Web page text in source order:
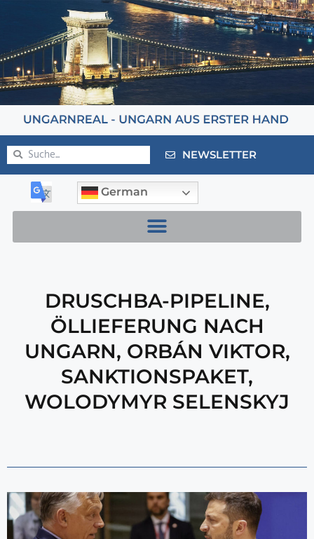
NEWSLETTER
German
DRUSCHBA-PIPELINE,
ÖLLIEFERUNG NACH
UNGARN, ORBÁN VIKTOR,
SANKTIONSPAKET,
WOLODYMYR SELENSKYJ